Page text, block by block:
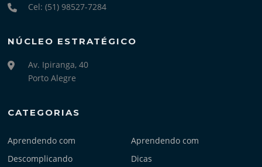
Cel: (51) 98527-7284
NÚCLEO ESTRATÉGICO
Av. Ipiranga, 40
Porto Alegre
CATEGORIAS
Aprendendo com
Aprendendo com
Descomplicando
Dicas